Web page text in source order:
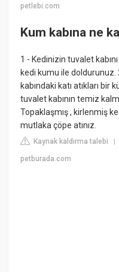
petlebi.com
Kum kabına ne
1 - Kedinizin tuvalet
kedi kumu ile
kabındaki katı atıkları bir
tuvalet kabının temiz
Topaklaşmış , kirlenmiş
mutlaka çöpe atınız.
Kaynak kaldırma talebi
petburada.com